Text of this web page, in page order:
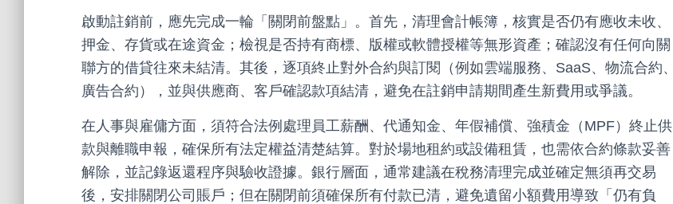
啟動註銷前，應先完成一輪「關閉前盤點」。首先，清理會計帳簿，核實是否仍有應收未收、
押金、存貨或在途資金；檢視是否持有商標、版權或軟體授權等無形資產；確認沒有任何向關
聯方的借貸往來未結清。其後，逐項終止對外合約與訂閱（例如雲端服務、SaaS、物流合約、
廣告合約），並與供應商、客戶確認款項結清，避免在註銷申請期間產生新費用或爭議。
在人事與雇傭方面，須符合法例處理員工薪酬、代通知金、年假補償、強積金（MPF）終止供
款與離職申報，確保所有法定權益清楚結算。對於場地租約或設備租賃，也需依合約條款妥善
解除，並記錄返還程序與驗收證據。銀行層面，通常建議在稅務清理完成並確定無須再交易
後，安排關閉公司賬戶；但在關閉前須確保所有付款已清，避免遺留小額費用導致「仍有負